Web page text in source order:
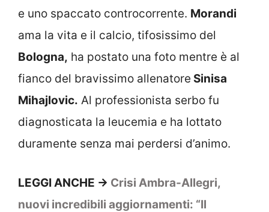
e uno spaccato controcorrente. Morandi
ama la vita e il calcio, tifosissimo del
Bologna, ha postato una foto mentre è al
fianco del bravissimo allenatore Sinisa
Mihajlovic. Al professionista serbo fu
diagnosticata la leucemia e ha lottato
duramente senza mai perdersi d’animo.
LEGGI ANCHE -> Crisi Ambra-Allegri,
nuovi incredibili aggiornamenti: “Il